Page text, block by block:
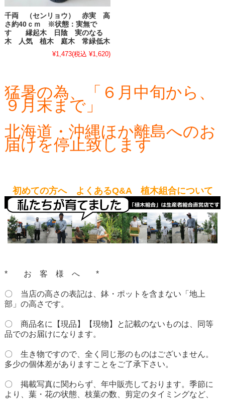
千両 （センリョウ） 赤実 高
さ約40ｃｍ ※状態：実無で
す 縁起木 日陰 実のなる
木 人気 植木 庭木 常緑低木
¥1,473(税込 ¥1,620)
猛暑の為、「６月中旬から、
９月末まで」
北海道・沖縄ほか離島へのお
届けを停止致します
初めての方へ よくあるQ&A 植木組合について
* お 客 様 へ *
〇 当店の高さの表記は、鉢・ポットを含まない「地上
部」の高さです。
〇 商品名に【現品】【現物】と記載のないものは、同等
品でのお届けになります。
〇 生き物ですので、全く同じ形のものはございません。
多少の個体差がありますことをご了承下さい。
〇 掲載写真に関わらず、年中販売しております。季節に
より、葉・花の状態、枝葉の数、剪定のタイミングなど、